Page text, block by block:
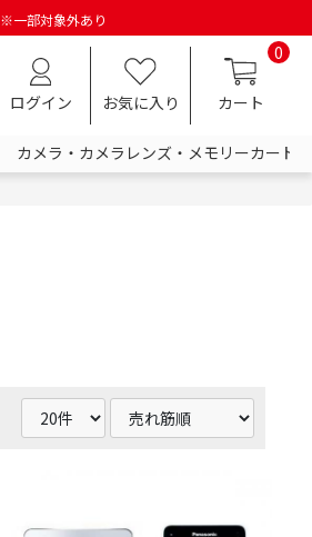
※一部対象外あり
ログイン お気に入り
0
カート
カメラ・カメラレンズ・メモリーカード